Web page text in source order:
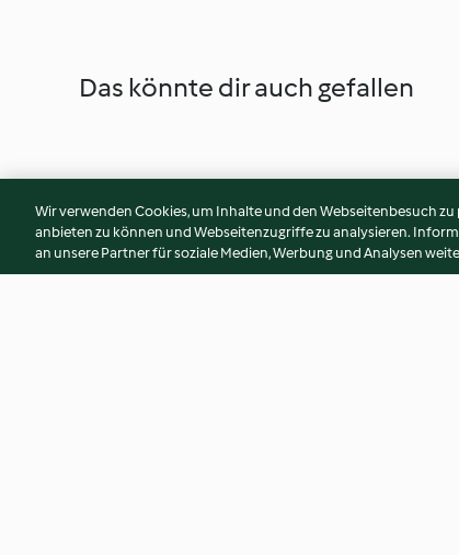
Das könnte dir auch gefallen
Wir verwenden Cookies, um Inhalte und den Webseitenbesuch
anbieten zu können und Webseitenzugriffe zu analysieren.
an unsere Partner für soziale Medien, Werbung und Analysen